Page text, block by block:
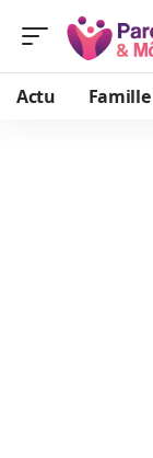
Actu Famille